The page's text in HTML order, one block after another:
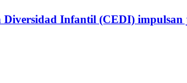
Infantil (CEDI) impulsan